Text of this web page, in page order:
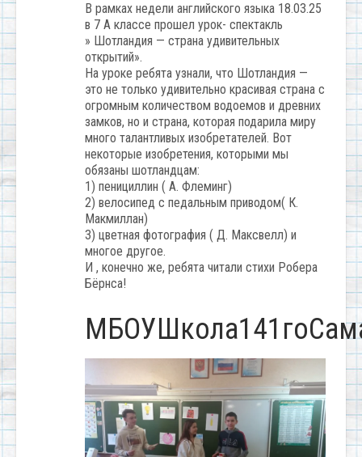
В рамках недели английского языка 18.03.25
в 7 А классе прошел урок- спектакль
» Шотландия — страна удивительных
открытий».
На уроке ребята узнали, что Шотландия —
это не только удивительно красивая страна с
огромным количеством водоемов и древних
замков, но и страна, которая подарила миру
много талантливых изобретателей. Вот
некоторые изобретения, которыми мы
обязаны шотландцам:
1) пенициллин ( А. Флеминг)
2) велосипед с педальным приводом( К.
Макмиллан)
3) цветная фотография ( Д. Максвелл) и
многое другое.
И , конечно же, ребята читали стихи Робера
Бёрнса!